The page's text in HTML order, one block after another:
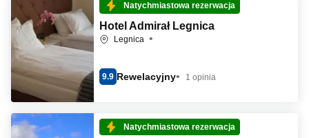
Natychmiastowa rezerwacja
Hotel Admirał Legnica
Legnica
9.9 Rewelacyjny 1 opinia
Natychmiastowa rezerwacja